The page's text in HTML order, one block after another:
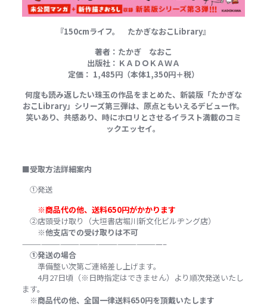
『150cmライフ。 たかぎなおこLibrary』
著者：たかぎ なおこ
出版社：ＫＡＤＯＫＡＷＡ
定価： 1,485円（本体1,350円＋税）
何度も読み返したい珠玉の作品をまとめた、新装版「たかぎな
おこLibrary」シリーズ第三弾は、原点ともいえるデビュー作。
笑いあり、共感あり、時にホロリとさせるイラスト満載のコミ
ックエッセイ。
■受取方法詳細案内
①発送
※商品代の他、送料650円がかかります
②店頭受け取り（大垣書店堀川新文化ビルヂング店）
※他支店での受け取りは不可
——————————————————————–
①発送の場合
準備整い次第ご連絡差し上げます。
4月27日頃（※日時指定はできません）より順次発送いたし
ます。
※商品代の他、全国一律送料650円を頂戴いたします